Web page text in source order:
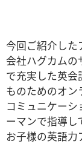
今回ご紹介した
会社ハグカムの
で充実した英
ものためのオン
コミュニケー
ーマンで指導し
お子様の英語力